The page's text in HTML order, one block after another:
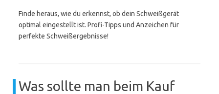
Finde heraus, wie du erkennst, ob dein Schweißgerät
optimal eingestellt ist. Profi-Tipps und Anzeichen für
perfekte Schweißergebnisse!
Was sollte man beim Kauf